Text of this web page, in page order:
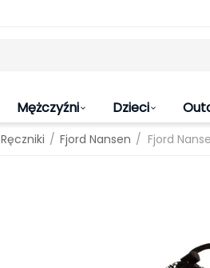
Mężczyźni Dzieci
Ręczniki / Fjord Nansen / Fjord